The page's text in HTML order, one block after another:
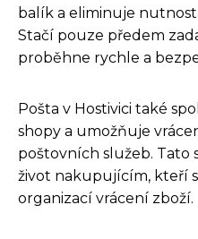
balík a eliminuje
Stačí pouze předem
proběhne rychle a
Pošta v Hostivici také
shopy a umožňuje
poštovních služeb. Tato
život nakupujícím, kteří
organizací vrácení zboží.